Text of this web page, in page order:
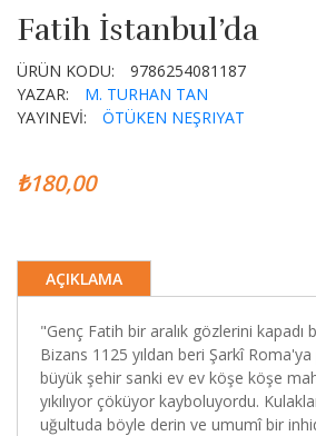
Fatih İstanbul’da
ÜRÜN KODU:
9786254081187
YAZAR:
M. TURHAN TAN
YAYINEVİ:
ÖTÜKEN NEŞRIYAT
₺180,00
AÇIKLAMA
"Genç Fatih bir aralık gözlerini kapadı
Bizans 1125 yıldan beri Şarkî
büyük şehir sanki ev ev köşe köşe
yıkılıyor çöküyor kayboluyordu.
uğultuda böyle derin ve umumî bir